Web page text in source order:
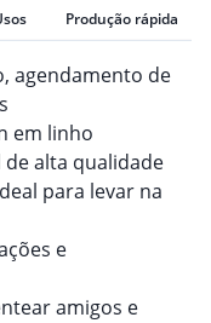
Produção rápida
agendamento de
em linho
alta qualidade
para levar na
e
amigos e